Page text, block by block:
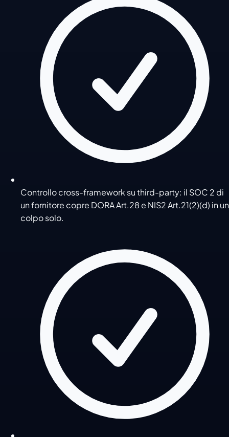
Controllo cross-framework su third-party: il SOC 2 di
un fornitore copre DORA Art.28 e NIS2 Art.21(2)(d) in un
colpo solo.